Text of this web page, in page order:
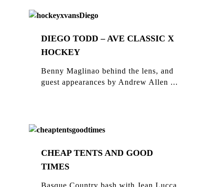
DIEGO TODD – AVE CLASSIC X
HOCKEY
Benny Maglinao behind the lens, and
guest appearances by Andrew Allen ...
CHEAP TENTS AND GOOD
TIMES